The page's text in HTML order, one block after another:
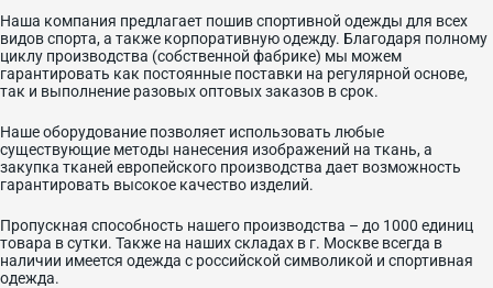
Наша компания предлагает пошив спортивной одежды для всех
видов спорта, а также корпоративную одежду. Благодаря полному
циклу производства (собственной фабрике) мы можем
гарантировать как постоянные поставки на регулярной основе,
так и выполнение разовых оптовых заказов в срок.
Наше оборудование позволяет использовать любые
существующие методы нанесения изображений на ткань, а
закупка тканей европейского производства дает возможность
гарантировать высокое качество изделий.
Пропускная способность нашего производства – до 1000 единиц
товара в сутки. Также на наших складах в г. Москве всегда в
наличии имеется одежда с российской символикой и спортивная
одежда.